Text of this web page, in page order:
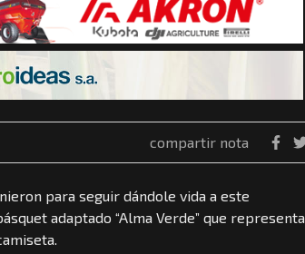
compartir nota
para seguir dándole vida a este
adaptado “Alma Verde” que representa